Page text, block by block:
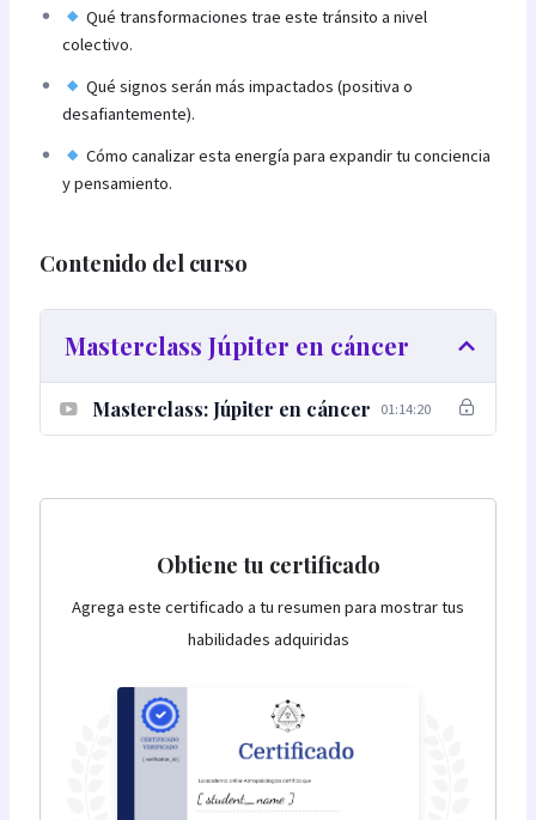
Qué transformaciones trae este tránsito a nivel
colectivo.
Qué signos serán más impactados (positiva o
desafiantemente).
Cómo canalizar esta energía para expandir tu conciencia
y pensamiento.
Contenido del curso
Masterclass Júpiter en cáncer
Masterclass: Júpiter en cáncer 01:14:20
Obtiene tu certificado
Agrega este certificado a tu resumen para mostrar tus
habilidades adquiridas